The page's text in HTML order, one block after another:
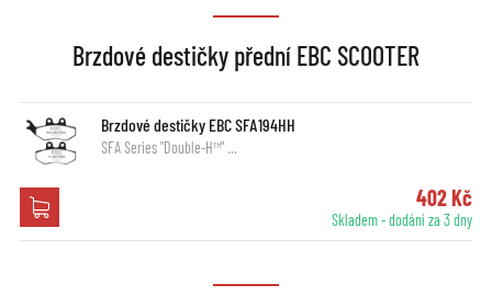
Brzdové destičky přední EBC SCOOTER
Brzdové destičky EBC SFA194HH
SFA Series "Double-H™" …
402 Kč
Skladem - dodání za 3 dny